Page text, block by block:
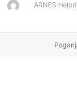
ARNES